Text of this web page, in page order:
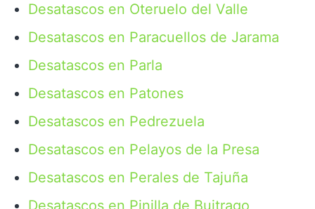
Desatascos en Oteruelo del Valle
Desatascos en Paracuellos de Jarama
Desatascos en Parla
Desatascos en Patones
Desatascos en Pedrezuela
Desatascos en Pelayos de la Presa
Desatascos en Perales de Tajuña
Desatascos en Pinilla de Buitrago